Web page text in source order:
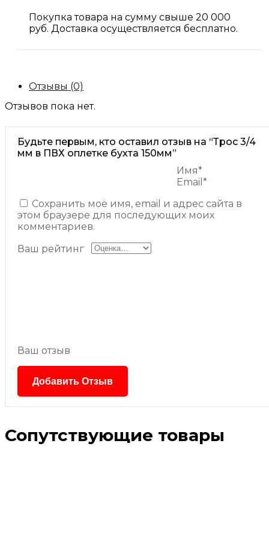
Покупка товара на сумму свыше 20 000
руб. Доставка осуществляется бесплатно.
Отзывы (0)
Отзывов пока нет.
Будьте первым, кто оставил отзыв на “Трос 3/4
мм в ПВХ оплетке бухта 150мм”
Имя*
Email*
Сохранить моё имя, email и адрес сайта в
этом браузере для последующих моих
комментариев.
Ваш рейтинг
Ваш отзыв
Сопутствующие товары